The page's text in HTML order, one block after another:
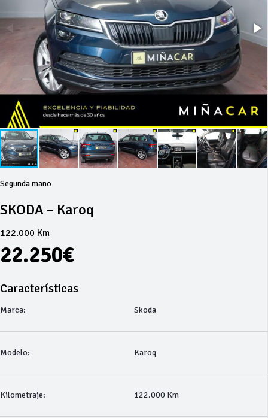
Segunda mano
SKODA – Karoq
122.000 Km
22.250€
Características
Marca: Skoda
Modelo: Karoq
Kilometraje: 122.000 Km